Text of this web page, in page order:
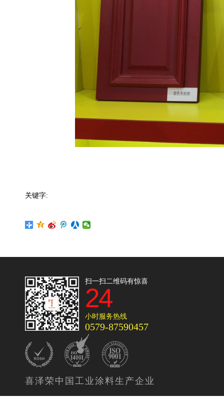
关键字:
扫一扫二维码有惊喜
24
小时服务热线
0579-87590457
喜泽荣中国工业涂料生产企业